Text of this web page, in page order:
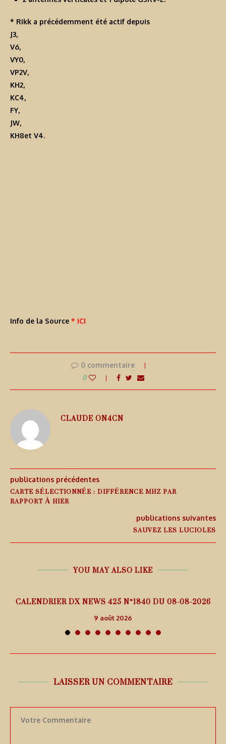
* Rikk a précédemment été actif depuis
J3,
V6,
VY0,
VP2V,
KH2,
KC4,
FY,
JW,
KH8et V4.
Info de la Source * ICI
0 commentaire
0
CLAUDE ON4CN
publications précédentes
CARTE SÉLECTIONNÉE : DIFFÉRENCE MHZ PAR
RAPPORT À HIER
publications suivantes
SAUVEZ LES LUCIOLES
YOU MAY ALSO LIKE
CALENDRIER DX NEWS 425 N°1840 DU 08-08-2026
9 août 2026
LAISSER UN COMMENTAIRE